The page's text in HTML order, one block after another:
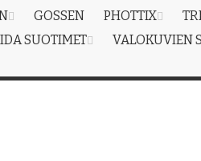
GOSSEN PHOTTIX
SUOTIMET VALOKUVIEN